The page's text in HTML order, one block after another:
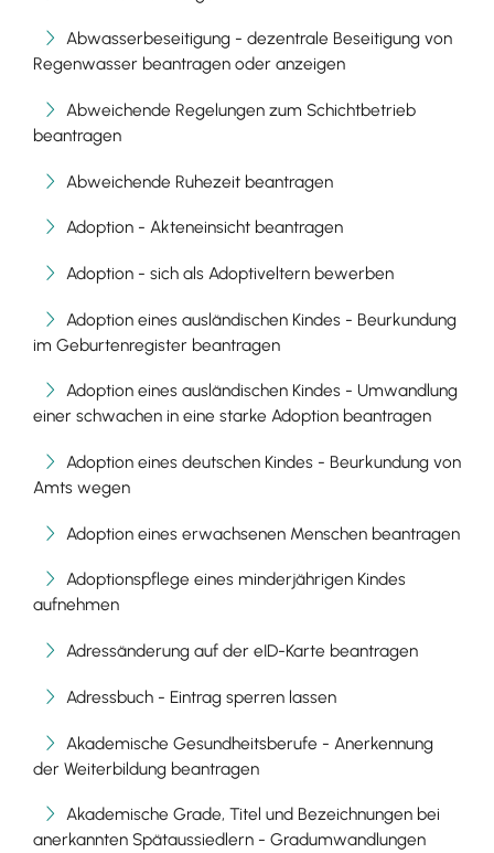
Abwasserbeseitigung - dezentrale Beseitigung von
Regenwasser beantragen oder anzeigen
Abweichende Regelungen zum Schichtbetrieb
beantragen
Abweichende Ruhezeit beantragen
Adoption - Akteneinsicht beantragen
Adoption - sich als Adoptiveltern bewerben
Adoption eines ausländischen Kindes - Beurkundung
im Geburtenregister beantragen
Adoption eines ausländischen Kindes - Umwandlung
einer schwachen in eine starke Adoption beantragen
Adoption eines deutschen Kindes - Beurkundung von
Amts wegen
Adoption eines erwachsenen Menschen beantragen
Adoptionspflege eines minderjährigen Kindes
aufnehmen
Adressänderung auf der eID-Karte beantragen
Adressbuch - Eintrag sperren lassen
Akademische Gesundheitsberufe - Anerkennung
der Weiterbildung beantragen
Akademische Grade, Titel und Bezeichnungen bei
anerkannten Spätaussiedlern - Gradumwandlungen